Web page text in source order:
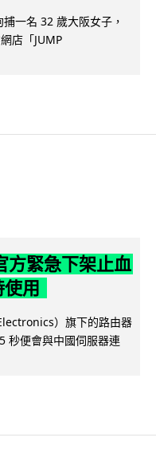
一名 32 歲大阪女子，
店「JUMP
方緊急下架止血
用
）旗下的路由器
秒便會與中國伺服器連